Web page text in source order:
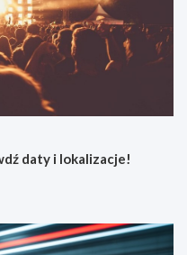
daty i lokalizacje!